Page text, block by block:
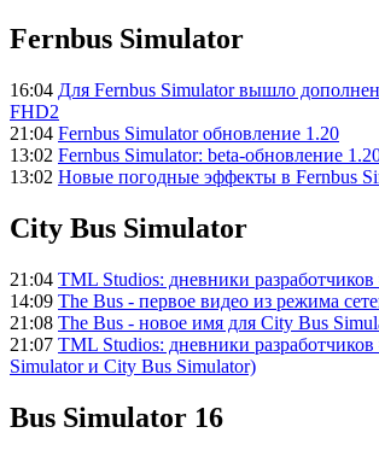
Fernbus Simulator
16:04 Для Fernbus Simulator вышло
FHD2
21:04 Fernbus Simulator обновление 1.20
13:02 Fernbus Simulator: beta-обновление
13:02 Новые погодные эффекты в Fernbus
City Bus Simulator
21:04 TML Studios: дневники разработчиков
14:09 The Bus - первое видео из режима
21:08 The Bus - новое имя для City Bus
21:07 TML Studios: дневники разработчиков
Simulator и City Bus Simulator)
Bus Simulator 16